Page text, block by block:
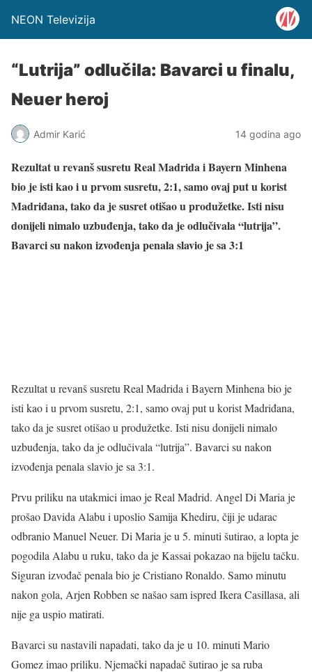
NEON Televizija
“Lutrija” odlučila: Bavarci u finalu,
Neuer heroj
Admir Karić 14 godina ago
Rezultat u revanš susretu Real Madrida i Bayern Minhena
bio je isti kao i u prvom susretu, 2:1, samo ovaj put u korist
Madriđana, tako da je susret otišao u produžetke. Isti nisu
donijeli nimalo uzbuđenja, tako da je odlučivala “lutrija”.
Bavarci su nakon izvođenja penala slavio je sa 3:1
Rezultat u revanš susretu Real Madrida i Bayern Minhena bio je
isti kao i u prvom susretu, 2:1, samo ovaj put u korist Madriđana,
tako da je susret otišao u produžetke. Isti nisu donijeli nimalo
uzbuđenja, tako da je odlučivala “lutrija”. Bavarci su nakon
izvođenja penala slavio je sa 3:1.
Prvu priliku na utakmici imao je Real Madrid. Angel Di Maria je
prošao Davida Alabu i uposlio Samija Khediru, čiji je udarac
odbranio Manuel Neuer. Di Maria je u 5. minuti šutirao, a lopta je
pogodila Alabu u ruku, tako da je Kassai pokazao na bijelu tačku.
Siguran izvođač penala bio je Cristiano Ronaldo. Samo minutu
nakon gola, Arjen Robben se našao sam ispred Ikera Casillasa, ali
nije ga uspio matirati.
Bavarci su nastavili napadati, tako da je u 10. minuti Mario
Gomez imao priliku. Njemački napadač šutirao je sa ruba